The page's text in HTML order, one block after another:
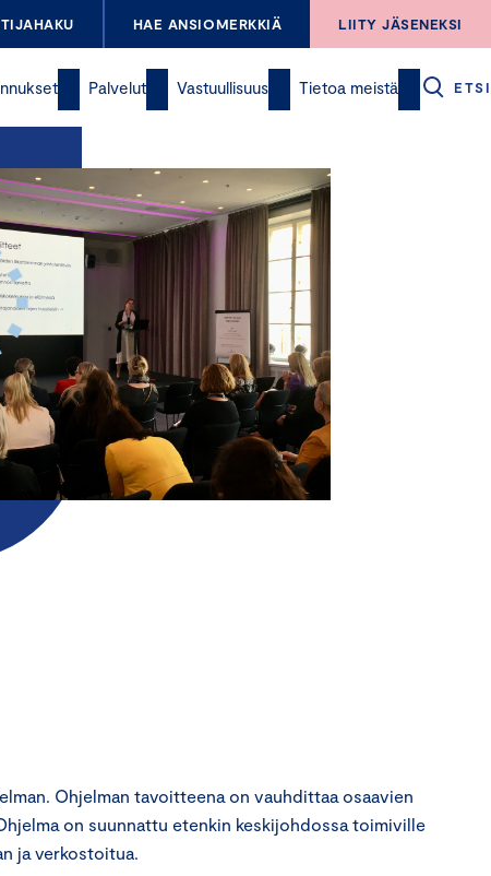
HAE ANSIOMERKKIÄ LIITY JÄSENEKSI
Palvelut Vastuullisuus Tietoa meistä ETSI
Ohjelman tavoitteena on vauhdittaa osaavien
on suunnattu etenkin keskijohdossa toimiville
ja verkostoitua.